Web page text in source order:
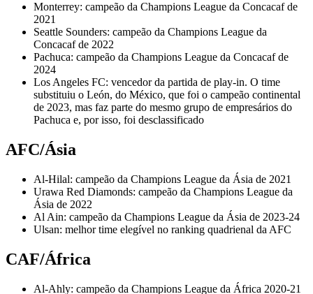
Monterrey: campeão da Champions League da Concacaf de
2021
Seattle Sounders: campeão da Champions League da
Concacaf de 2022
Pachuca: campeão da Champions League da Concacaf de
2024
Los Angeles FC: vencedor da partida de play-in. O time
substituiu o León, do México, que foi o campeão continental
de 2023, mas faz parte do mesmo grupo de empresários do
Pachuca e, por isso, foi desclassificado
AFC/Ásia
Al-Hilal: campeão da Champions League da Ásia de 2021
Urawa Red Diamonds: campeão da Champions League da
Ásia de 2022
Al Ain: campeão da Champions League da Ásia de 2023-24
Ulsan: melhor time elegível no ranking quadrienal da AFC
CAF/África
Al-Ahly: campeão da Champions League da África 2020-21